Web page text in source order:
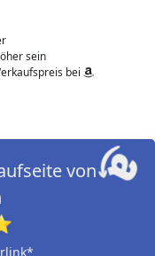
sein
bei
von